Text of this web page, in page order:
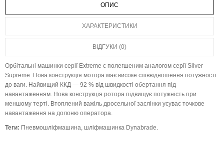
ОПИС
ХАРАКТЕРИСТИКИ
ВІДГУКИ (0)
Орбітальні машинки серії Extreme є полегшеним аналогом серії Silver
Supreme. Нова конструкція мотора має високе співвідношення потужності
до ваги. Найвищий ККД — 92 % від швидкості обертання під
навантаженням. Нова конструкція ротора підвищує потужність при
меншому терті. Втоплений важіль дросельної заслінки усуває точкове
навантаження на долоню оператора.
Теги: Пневмошліфмашина, шліфмашинка Dynabrade.